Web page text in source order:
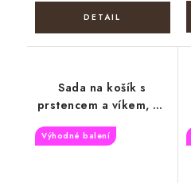
Sada na košík s
prstencem a víkem, 25
cm, Vánoční věnec
Výhodné balení